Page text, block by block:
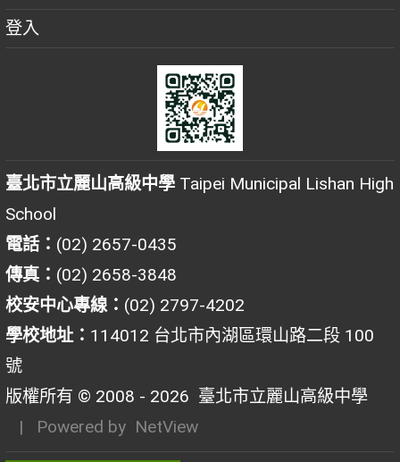
登入
臺北市立麗山高級中學 Taipei Municipal Lishan High
School
電話： (02) 2657-0435
傳真： (02) 2658-3848
校安中心專線： (02) 2797-4202
學校地址： 114012 台北市內湖區環山路二段 100
號
版權所有 © 2008 - 2026 臺北市立麗山高級中學
| Powered by NetView